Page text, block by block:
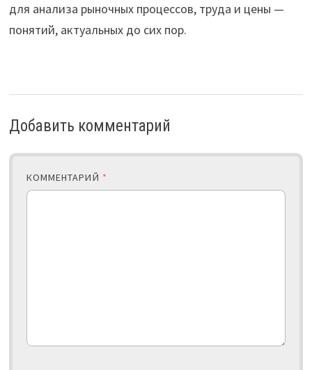
для анализа рыночных процессов, труда и цены —
понятий, актуальных до сих пор.
Добавить комментарий
КОММЕНТАРИЙ *